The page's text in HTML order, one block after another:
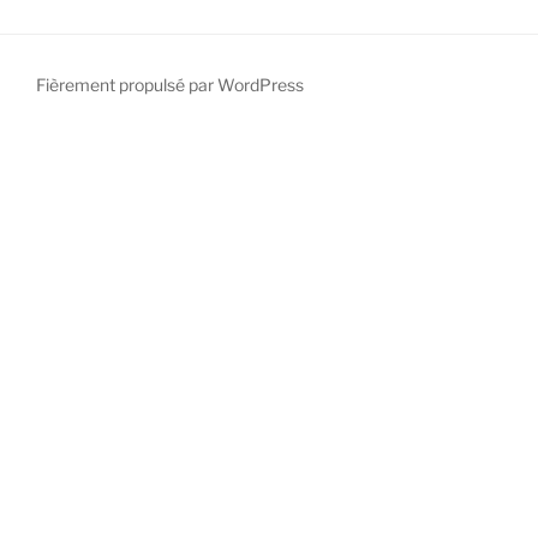
Fièrement propulsé par WordPress